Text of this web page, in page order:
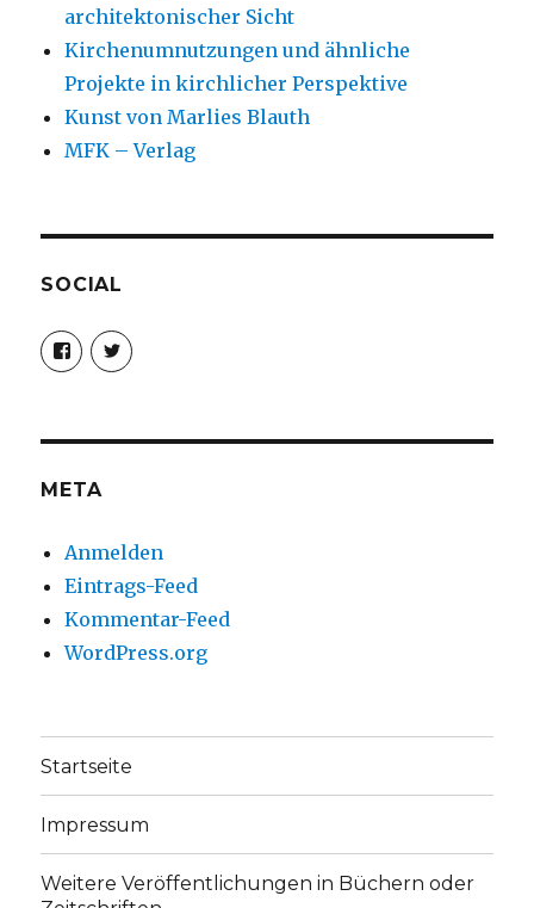
architektonischer Sicht
Kirchenumnutzungen und ähnliche
Projekte in kirchlicher Perspektive
Kunst von Marlies Blauth
MFK – Verlag
SOCIAL
Profil
von
christoph.fleischer1
anzeigen
Profil
von
anzeigen
META
Anmelden
Eintrags-Feed
Kommentar-Feed
WordPress.org
Startseite
Impressum
Weitere Veröffentlichungen in Büchern oder